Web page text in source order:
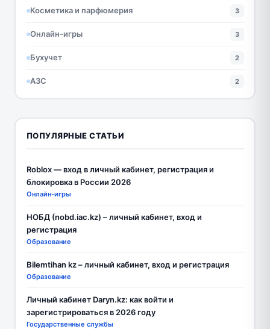
Косметика и парфюмерия 3
Онлайн-игры 3
Бухучет 2
АЗС 2
ПОПУЛЯРНЫЕ СТАТЬИ
Roblox — вход в личный кабинет, регистрация и
блокировка в России 2026
Онлайн-игры
НОБД (nobd.iac.kz) – личный кабинет, вход и
регистрация
Образование
Bilemtihan kz – личный кабинет, вход и регистрация
Образование
Личный кабинет Daryn.kz: как войти и
зарегистрироваться в 2026 году
Государственные службы